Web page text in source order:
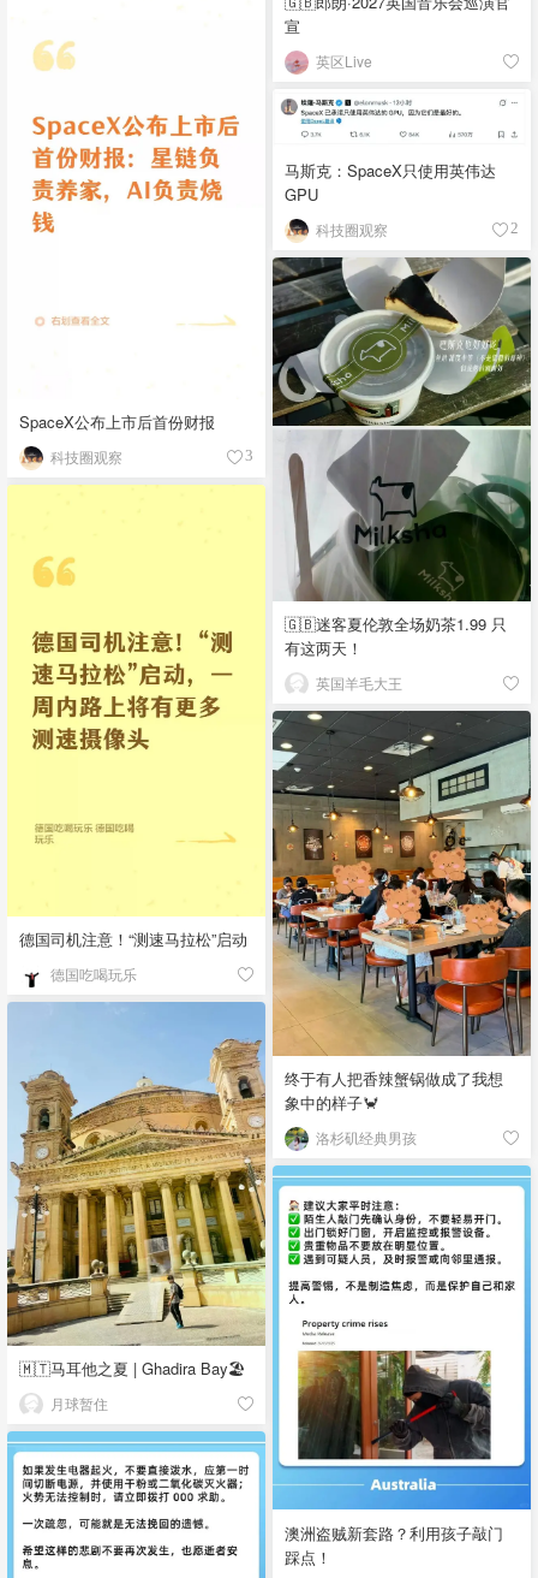
宣
英区Live
SpaceX公布上市后首份财报
科技圈观察 3
马斯克：SpaceX只使用英伟达
GPU
科技圈观察 2
🇬🇧迷客夏伦敦全场奶茶1.99 只
有这两天！
英国羊毛大王
德国司机注意！“测速马拉松”启动
德国吃喝玩乐
终于有人把香辣蟹锅做成了我想
象中的样子🦀
洛杉矶经典男孩
🇲🇹马耳他之夏 | Ghadira Bay🏖️
月球暂住
澳洲盗贼新套路？利用孩子敲门
踩点！